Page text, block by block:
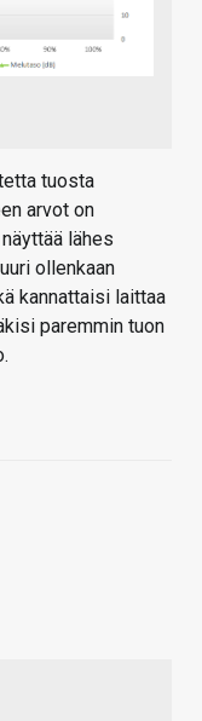
tuosta
arvot on
lähes
ollenkaan
kannattaisi laittaa
paremmin tuon